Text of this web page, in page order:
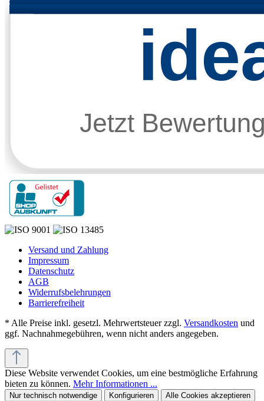
Versand und Zahlung
Impressum
Datenschutz
AGB
Widerrufsbelehrungen
Barrierefreiheit
* Alle Preise inkl. gesetzl. Mehrwertsteuer zzgl. Versandkosten und
ggf. Nachnahmegebühren, wenn nicht anders angegeben.
Diese Website verwendet Cookies, um eine bestmögliche Erfahrung
bieten zu können. Mehr Informationen ...
Nur technisch notwendige Konfigurieren Alle Cookies akzeptieren